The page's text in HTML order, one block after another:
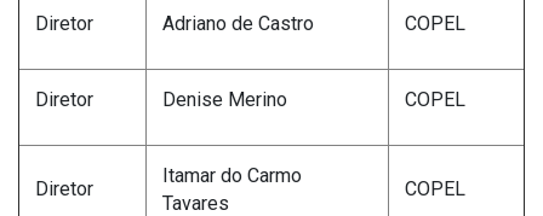
Diretor Adriano de Castro COPEL
Diretor Denise Merino COPEL
Diretor
Itamar do Carmo
Tavares
COPEL